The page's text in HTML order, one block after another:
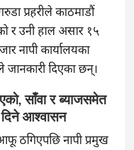
प्रहरीले काठमाडौं
र उनी हाल असार १५
नापी कार्यालयका
जानकारी दिएका छन्।
साँवा र ब्याजसमेत
आश्वासन
ठगिएपछि नापी प्रमुख